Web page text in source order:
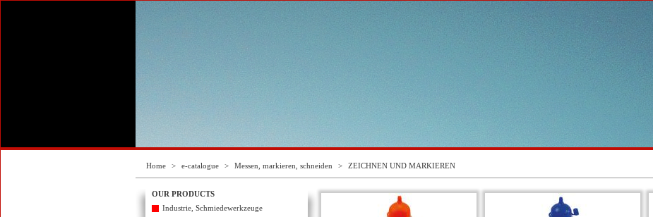
Home > e-catalogue > Messen, markieren, schneiden > ZEICHNEN UND MARKIEREN
OUR PRODUCTS
Industrie, Schmiedewerkzeuge